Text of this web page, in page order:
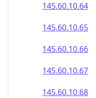
145.60.10.64
145.60.10.65
145.60.10.66
145.60.10.67
145.60.10.68